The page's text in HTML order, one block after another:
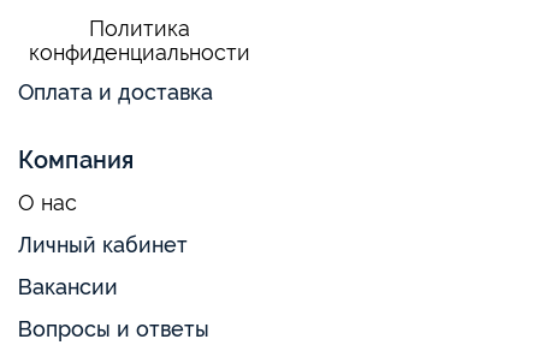
Политика
конфиденциальности
Оплата и доставка
Компания
О нас
Личный кабинет
Вакансии
Вопросы и ответы